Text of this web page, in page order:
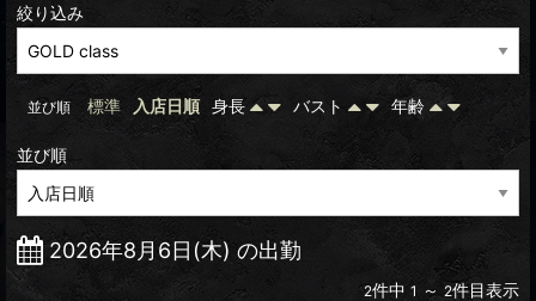
絞り込み
並び順 標準 入店日順 身長 バスト 年齢
並び順
2026年8月6日(木) の出勤
2件中 1 ～ 2件目表示